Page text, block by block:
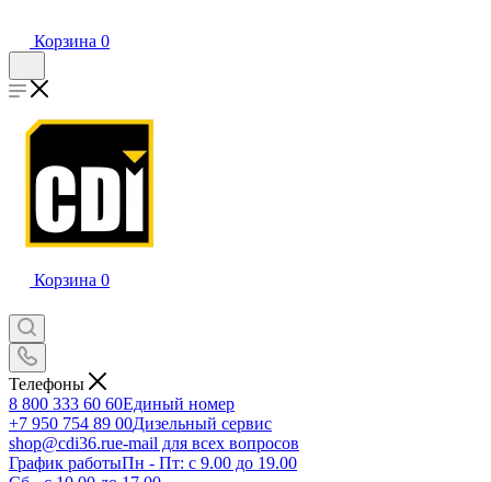
Корзина 0
Корзина 0
Телефоны
8 800 333 60 60Единый номер
+7 950 754 89 00Дизельный сервис
shop@cdi36.rue-mail для всех вопросов
График работыПн - Пт: с 9.00 до 19.00